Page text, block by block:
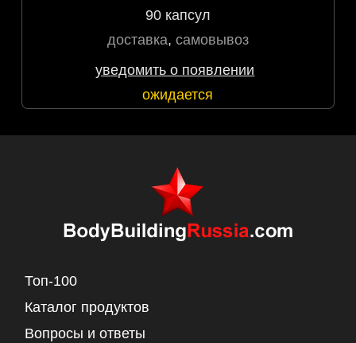
90 капсул
доставка, самовывоз
уведомить о появлении
ожидается
Топ-100
Каталог продуктов
Вопросы и ответы